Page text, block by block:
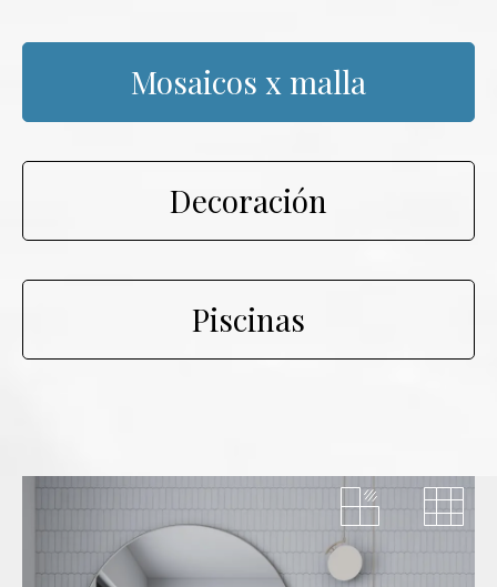
Mosaicos x malla
Decoración
Piscinas